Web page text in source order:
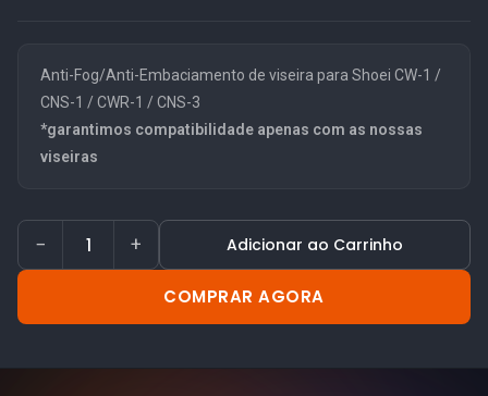
Anti-Fog/Anti-Embaciamento de viseira para Shoei CW-1 /
CNS-1 / CWR-1 / CNS-3
*garantimos compatibilidade apenas com as nossas
viseiras
− + Adicionar ao Carrinho
COMPRAR AGORA